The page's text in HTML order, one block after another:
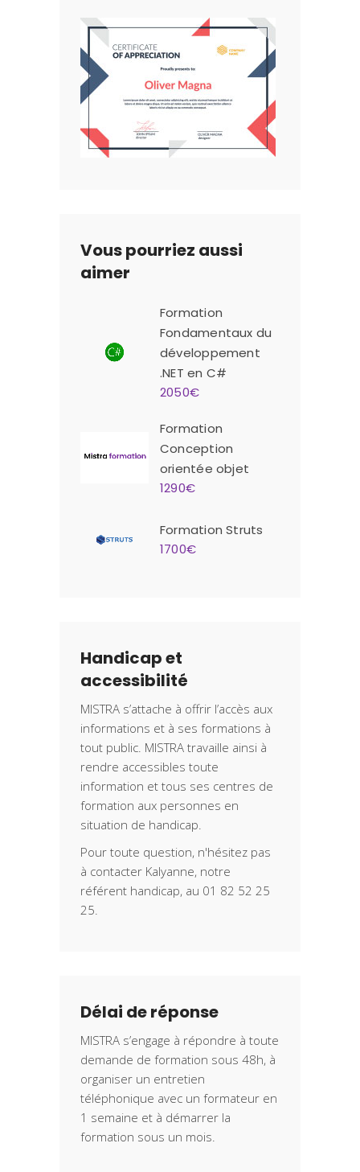
Vous pourriez aussi
aimer
Formation
Fondamentaux du
développement
.NET en C#
2050€
Formation
Conception
orientée objet
1290€
Formation Struts
1700€
Handicap et
accessibilité
MISTRA s’attache à offrir l’accès aux
informations et à ses formations à
tout public. MISTRA travaille ainsi à
rendre accessibles toute
information et tous ses centres de
formation aux personnes en
situation de handicap.
Pour toute question, n'hésitez pas
à contacter Kalyanne, notre
référent handicap, au 01 82 52 25
25.
Délai de réponse
MISTRA s’engage à répondre à toute
demande de formation sous 48h, à
organiser un entretien
téléphonique avec un formateur en
1 semaine et à démarrer la
formation sous un mois.